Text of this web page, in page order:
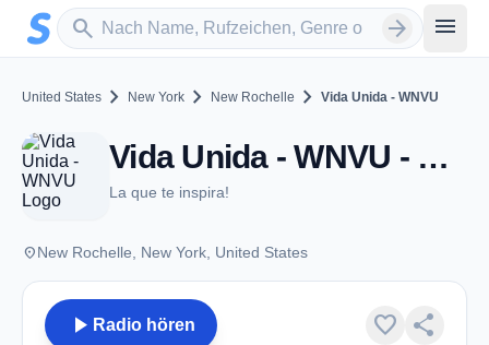
Zum Hauptinhalt springen
search
Sender suchen arrow_forward menu
United States chevron_right New York chevron_right New Rochelle chevron_right Vida Unida - WNVU
Vida Unida - WNVU - FM 93.5 - New Rochelle, NY
La que te inspira!
placeNew Rochelle, New York, United States
play_arrow Radio hören favorite share